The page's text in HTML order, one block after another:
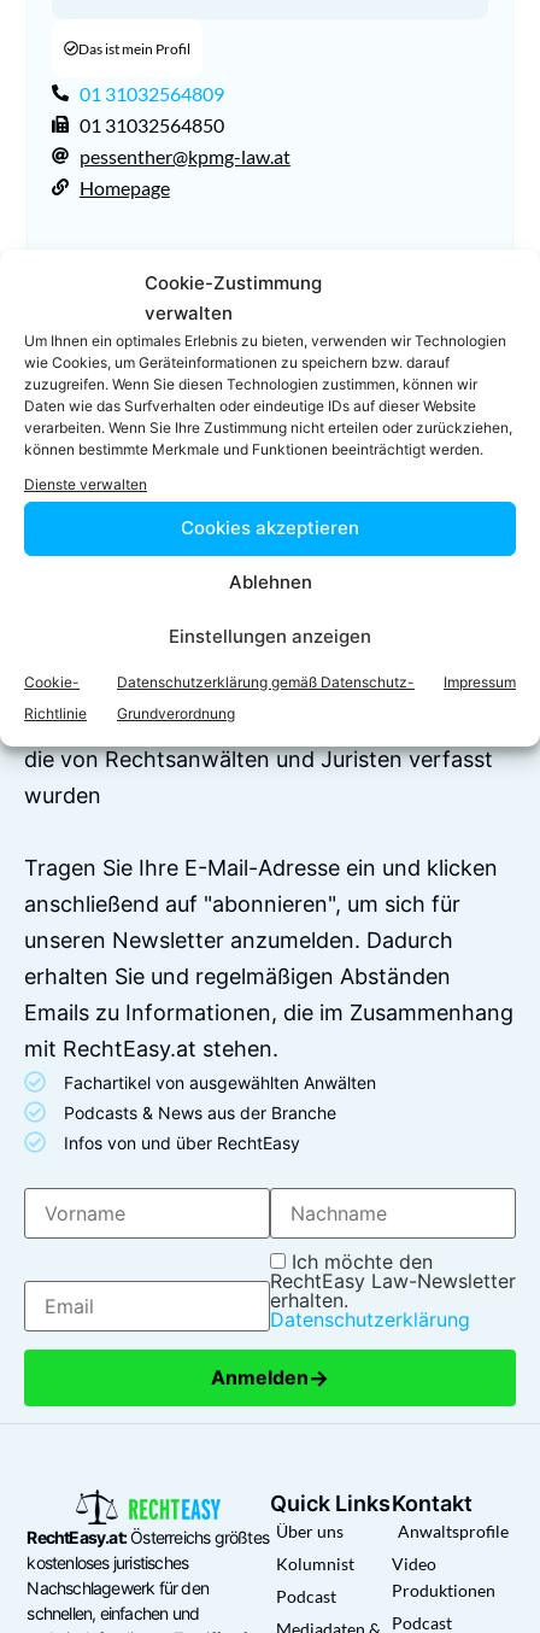
Cookie-Zustimmung
verwalten
Um Ihnen ein optimales Erlebnis zu bieten, verwenden wir Technologien
wie Cookies, um Geräteinformationen zu speichern bzw. darauf
zuzugreifen. Wenn Sie diesen Technologien zustimmen, können wir
Daten wie das Surfverhalten oder eindeutige IDs auf dieser Website
verarbeiten. Wenn Sie Ihre Zustimmung nicht erteilen oder zurückziehen,
können bestimmte Merkmale und Funktionen beeinträchtigt werden.
Dienste verwalten
Cookies akzeptieren
Ablehnen
Einstellungen anzeigen
Cookie-
Richtlinie
Datenschutzerklärung gemäß Datenschutz-
Grundverordnung
Impressum
Das ist mein Profil
01 31032564809
01 31032564850
pessenther@kpmg-law.at
Homepage
Facebook Twitter
LinkedIn
anmelden!
Auf RechtEasy befinden sich über 7500
Begriffserklärungen und juristische Ratgeber,
die von Rechtsanwälten und Juristen verfasst
wurden
Tragen Sie Ihre E-Mail-Adresse ein und klicken
anschließend auf "abonnieren", um sich für
unseren Newsletter anzumelden. Dadurch
erhalten Sie und regelmäßigen Abständen
Emails zu Informationen, die im Zusammenhang
mit RechtEasy.at stehen.
Fachartikel von ausgewählten Anwälten
Podcasts & News aus der Branche
Infos von und über RechtEasy
Ich möchte den
RechtEasy Law-Newsletter
erhalten.
Datenschutzerklärung
Anmelden→
RechtEasy.at:Österreichs größtes
kostenloses juristisches
Nachschlagewerk für den
schnellen, einfachen und
Quick Links
Über uns
Kolumnist
Podcast
Mediadaten &
Kontakt
Anwaltsprofile
Video
Produktionen
Podcast